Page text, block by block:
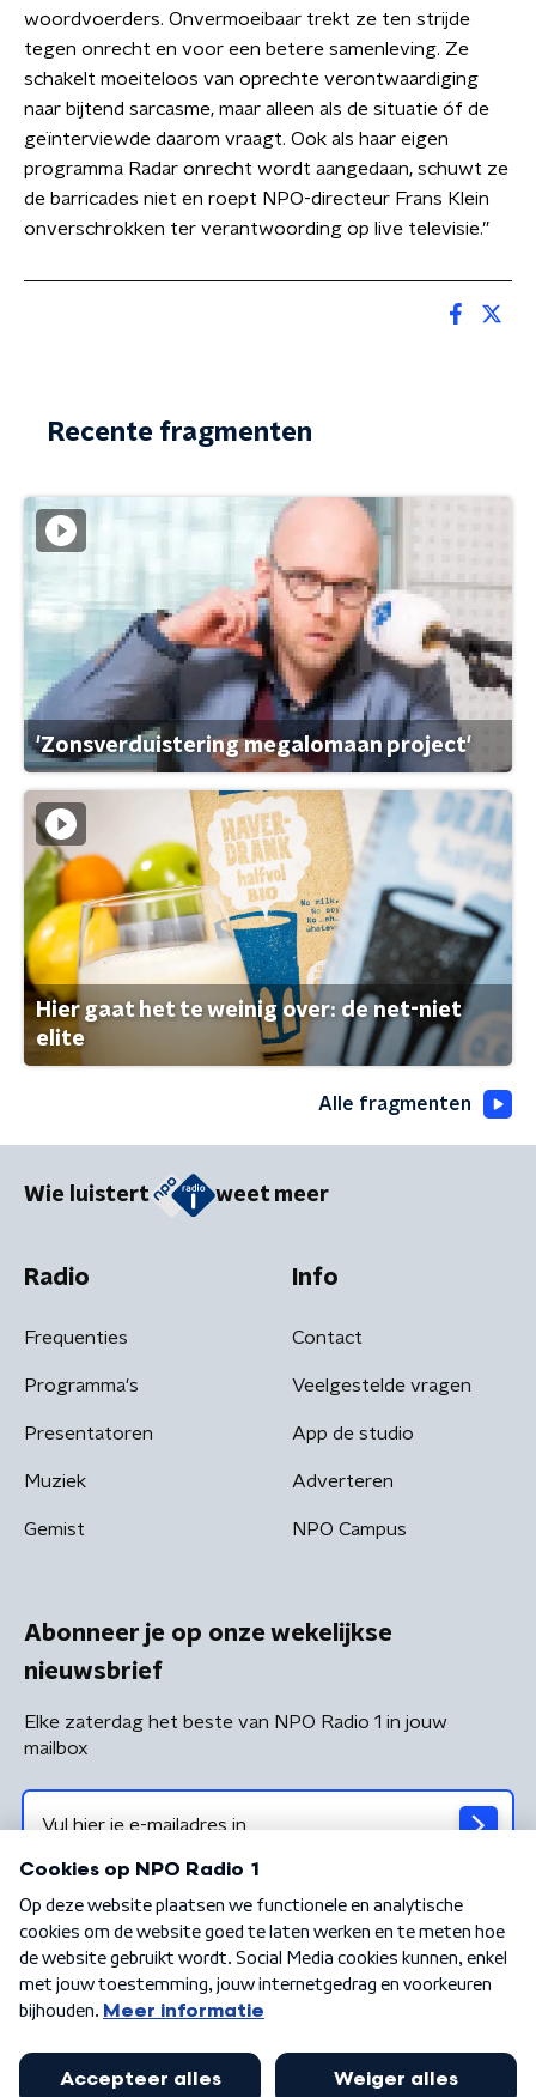
woordvoerders. Onvermoeibaar trekt ze ten strijde
tegen onrecht en voor een betere samenleving. Ze
schakelt moeiteloos van oprechte verontwaardiging
naar bijtend sarcasme, maar alleen als de situatie óf de
geïnterviewde daarom vraagt. Ook als haar eigen
programma Radar onrecht wordt aangedaan, schuwt ze
de barricades niet en roept NPO-directeur Frans Klein
onverschrokken ter verantwoording op live televisie.”
Recente fragmenten
'Zonsverduistering megalomaan project'
Hier gaat het te weinig over: de net-niet
elite
Alle fragmenten
Wie luistert weet meer
Radio
Frequenties
Programma's
Presentatoren
Muziek
Gemist
Info
Contact
Veelgestelde vragen
App de studio
Adverteren
NPO Campus
Abonneer je op onze wekelijkse
nieuwsbrief
Elke zaterdag het beste van NPO Radio 1 in jouw
mailbox
Algemene voorwaarden Privacybeleid